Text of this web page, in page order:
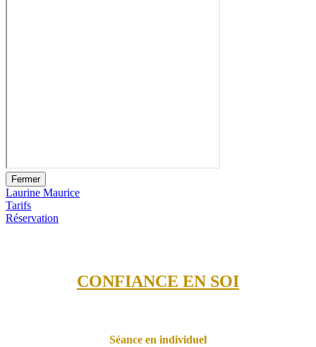
Fermer
Laurine Maurice
Tarifs
Réservation
CONFIANCE EN SOI
Séance en individuel